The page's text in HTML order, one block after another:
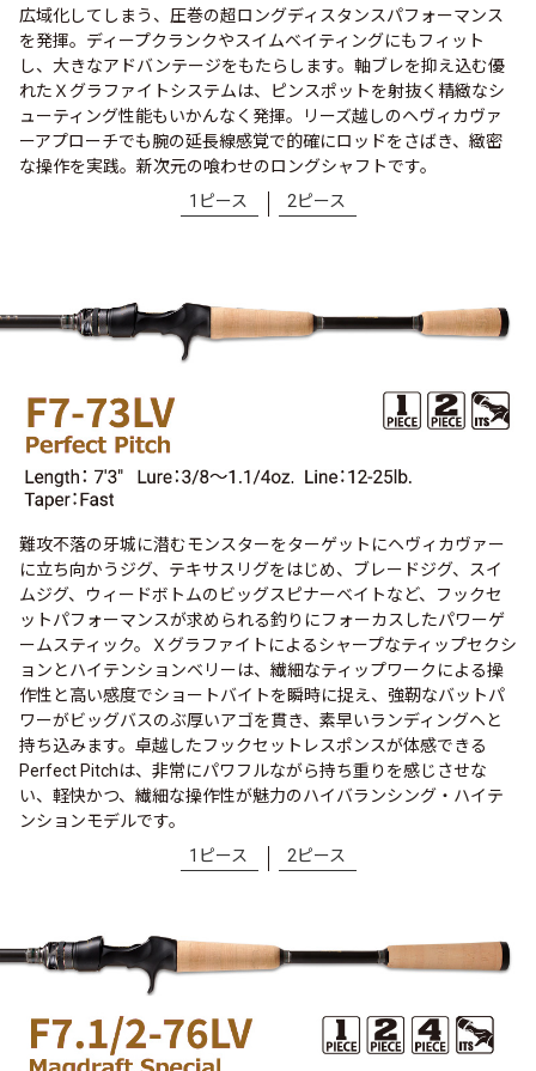
広域化してしまう、圧巻の超ロングディスタンスパフォーマンス
を発揮。ディープクランクやスイムベイティングにもフィット
し、大きなアドバンテージをもたらします。軸ブレを抑え込む優
れたＸグラファイトシステムは、ピンスポットを射抜く精緻なシ
ューティング性能もいかんなく発揮。リーズ越しのヘヴィカヴァ
ーアプローチでも腕の延長線感覚で的確にロッドをさばき、緻密
な操作を実践。新次元の喰わせのロングシャフトです。
1ピース
2ピース
難攻不落の牙城に潜むモンスターをターゲットにヘヴィカヴァー
に立ち向かうジグ、テキサスリグをはじめ、ブレードジグ、スイ
ムジグ、ウィードボトムのビッグスピナーベイトなど、フックセ
ットパフォーマンスが求められる釣りにフォーカスしたパワーゲ
ームスティック。Ｘグラファイトによるシャープなティップセクシ
ョンとハイテンションベリーは、繊細なティップワークによる操
作性と高い感度でショートバイトを瞬時に捉え、強靭なバットパ
ワーがビッグバスのぶ厚いアゴを貫き、素早いランディングヘと
持ち込みます。卓越したフックセットレスポンスが体感できる
Perfect Pitchは、非常にパワフルながら持ち重りを感じさせな
い、軽快かつ、繊細な操作性が魅力のハイバランシング・ハイテ
ンションモデルです。
1ピース
2ピース